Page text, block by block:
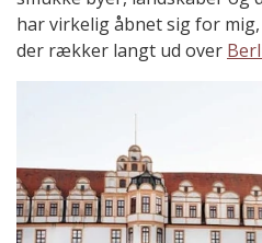
har virkelig åbnet sig for
der rækker langt ud over